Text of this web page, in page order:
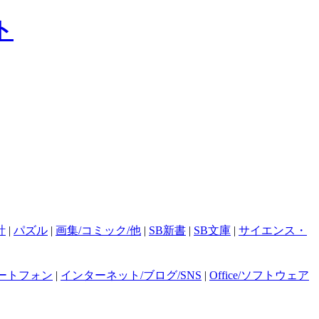
| パズル | 画集/コミック/他 | SB新書 | SB文庫 | サイエンス・
トフォン | インターネット/ブログ/SNS | Office/ソフトウェア